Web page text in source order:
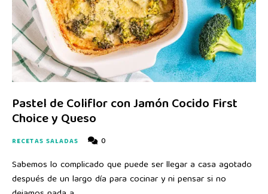
Pastel de Coliflor con Jamón Cocido First
Choice y Queso
RECETAS SALADAS 0
Sabemos lo complicado que puede ser llegar a casa agotado
después de un largo día para cocinar y ni pensar si no